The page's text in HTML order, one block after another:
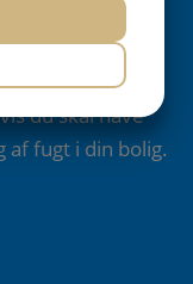
vurdering.
ved præcis,
du skal have
fugt i din bolig.